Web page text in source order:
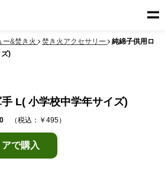
ー&焚き火 焚き火アクセサリー
純綿子供用ロ
)
L( 小学校中学年サイズ)
（税込：￥495）
で購入